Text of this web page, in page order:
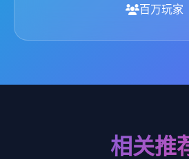
百万玩家
相关推